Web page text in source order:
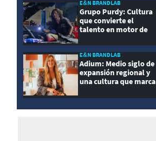
E&N BRANDLAB
Grupo Purdy: Cultura
que convierte el
talento en motor de
E&N BRANDLAB
Adium: Medio siglo de
expansión regional y
una cultura que marca